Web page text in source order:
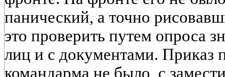
панический, а точно
это проверить путем опроса
лиц и с документами. Приказ
командарма не было, с